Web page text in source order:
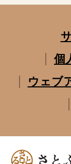
個
ウェブ